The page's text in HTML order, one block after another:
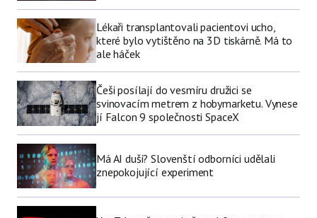
Lékaři transplantovali pacientovi ucho,
které bylo vytištěno na 3D tiskárně. Má to
ale háček
Češi posílají do vesmíru družici se
svinovacím metrem z hobymarketu. Vynese
jí Falcon 9 společnosti SpaceX
Má AI duši? Slovenští odborníci udělali
znepokojující experiment